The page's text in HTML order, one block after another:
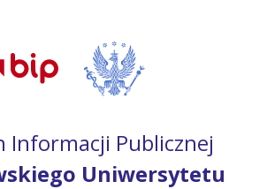
menu
serwisu
Informacji Publicznej
Uniwersytetu